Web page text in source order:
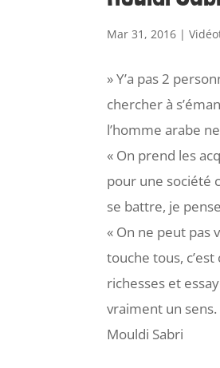
Mar 31, 2016 |
» Y’a pas 2
chercher à
l’homme arabe
« On prend les
pour une société
se battre, je
« On ne peut pas
touche tous,
richesses et
vraiment un sens.
Mouldi Sabri